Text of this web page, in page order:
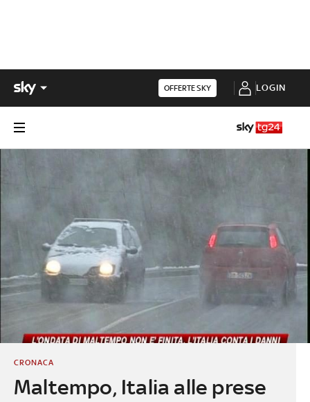
OFFERTE SKY LOGIN
Maltempo, Italia alle prese
CRONACA